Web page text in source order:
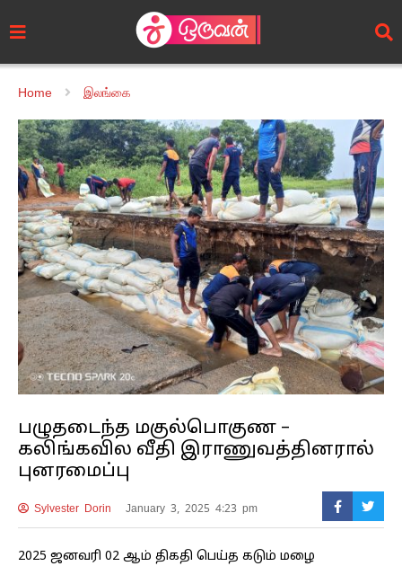
Home இலங்கை
பழுதடைந்த மகுல்பொகுண –
கலிங்கவில வீதி இராணுவத்தினரால்
புனரமைப்பு
Sylvester Dorin January 3, 2025 4:23 pm
2025 ஜனவரி 02 ஆம் திகதி பெய்த கடும் மழை